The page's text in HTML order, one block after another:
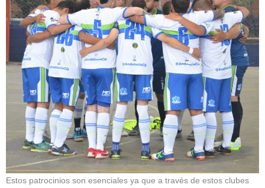
Estos patrocinios son esenciales ya que a través de estos clubes